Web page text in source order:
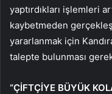
yaptırdıkları işlemleri
kaybetmeden
yararlanmak için
talepte bulunması
“ÇİFTÇİYE BÜYÜK